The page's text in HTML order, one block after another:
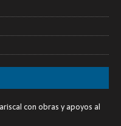
con obras y apoyos al